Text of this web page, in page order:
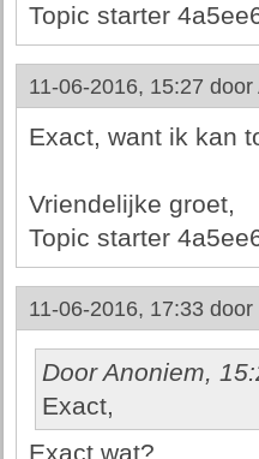
Topic starter
11-06-2016, 15:27 door
Exact, want ik kan
Vriendelijke groet,
Topic starter
11-06-2016, 17:33 door
Door Anoniem,
Exact,
Exact wat?